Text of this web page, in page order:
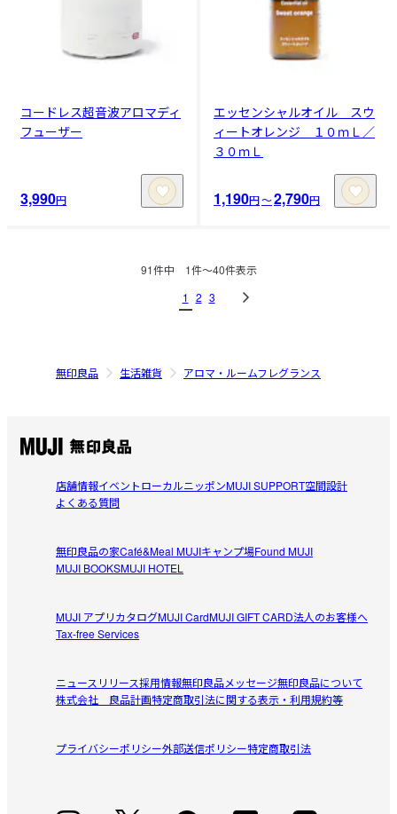
コードレス超音波アロマディ
フューザー
3,990円
エッセンシャルオイル スウ
ィートオレンジ １０ｍＬ／
３０ｍＬ
1,190円〜2,790円
91件中 1件〜40件表示
1 2 3
無印良品 生活雑貨 アロマ・ルームフレグランス
店舗情報イベントローカルニッポンMUJI SUPPORT空間設計
よくある質問
無印良品の家Café&Meal MUJIキャンプ場Found MUJI
MUJI BOOKSMUJI HOTEL
MUJI アプリカタログMUJI CardMUJI GIFT CARD法人のお客様へ
Tax-free Services
ニュースリリース採用情報無印良品メッセージ無印良品について
株式会社 良品計画特定商取引法に関する表示・利用規約等
プライバシーポリシー外部送信ポリシー特定商取引法